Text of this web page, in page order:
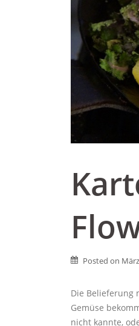
Posted on
Die Belieferung
Gemüse
nicht kannte,